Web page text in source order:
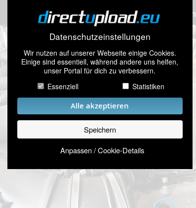
Datenschutzeinstellungen
Wir nutzen auf unserer Webseite einige Cookies.
Einige sind essentiell, während andere uns helfen,
unser Portal für dich zu verbessern.
Essenziell
Statistiken
Alle akzeptieren
Speichern
Anpassen / Cookie-Details
Bilder hochladen